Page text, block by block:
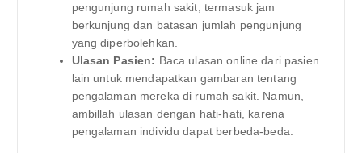
pengunjung rumah sakit, termasuk jam
berkunjung dan batasan jumlah pengunjung
yang diperbolehkan.
Ulasan Pasien: Baca ulasan online dari pasien
lain untuk mendapatkan gambaran tentang
pengalaman mereka di rumah sakit. Namun,
ambillah ulasan dengan hati-hati, karena
pengalaman individu dapat berbeda-beda.